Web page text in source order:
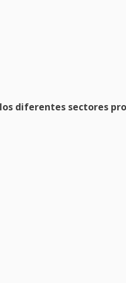
diferentes sectores